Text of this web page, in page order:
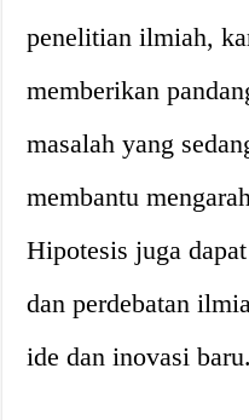
penelitian ilmiah,
memberikan
masalah yang
membantu
Hipotesis juga
dan perdebatan
ide dan inovasi baru.